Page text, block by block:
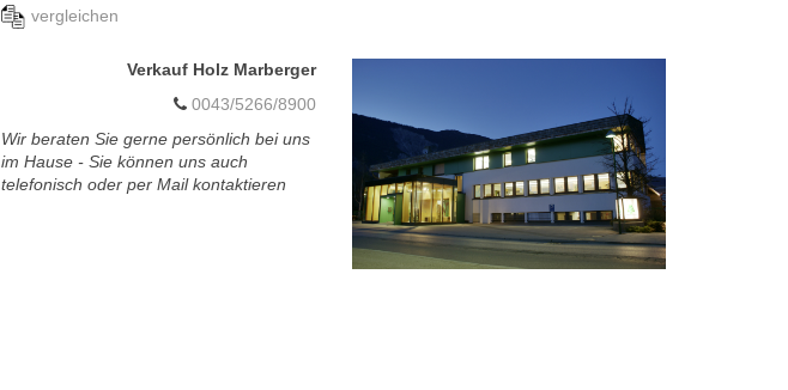
vergleichen
Verkauf Holz Marberger
0043/5266/8900
Wir beraten Sie gerne persönlich bei uns
im Hause - Sie können uns auch
telefonisch oder per Mail kontaktieren